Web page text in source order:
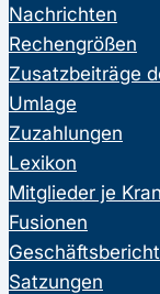
Nachrichten
Rechengrößen
Zusatzbeiträge
Umlage
Zuzahlungen
Lexikon
Mitglieder je
Fusionen
Satzungen